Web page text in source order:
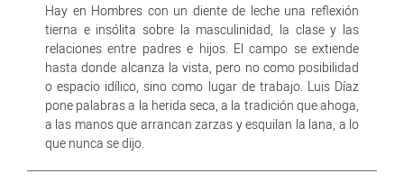
Hay en Hombres con un diente de leche una reflexión
tierna e insólita sobre la masculinidad, la clase y las
relaciones entre padres e hijos. El campo se extiende
hasta donde alcanza la vista, pero no como posibilidad
o espacio idílico, sino como lugar de trabajo. Luis Díaz
pone palabras a la herida seca, a la tradición que ahoga,
a las manos que arrancan zarzas y esquilan la lana, a lo
que nunca se dijo.